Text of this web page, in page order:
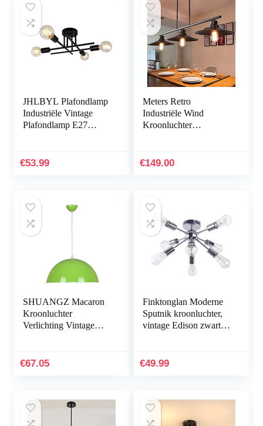
JHLBYL Plafondlamp
Industriële Vintage
Plafondlamp E27
Moderne Metalen
€53.99
Meters Retro
Industriële Wind
Kroonluchter
Creatieve 3
€149.00
SHUANGZ Macaron
Kroonluchter
Verlichting Vintage
Boerderijdecor
€67.05
Finktonglan Moderne
Sputnik kroonluchter,
vintage Edison zwart
plafondlamp
€49.99